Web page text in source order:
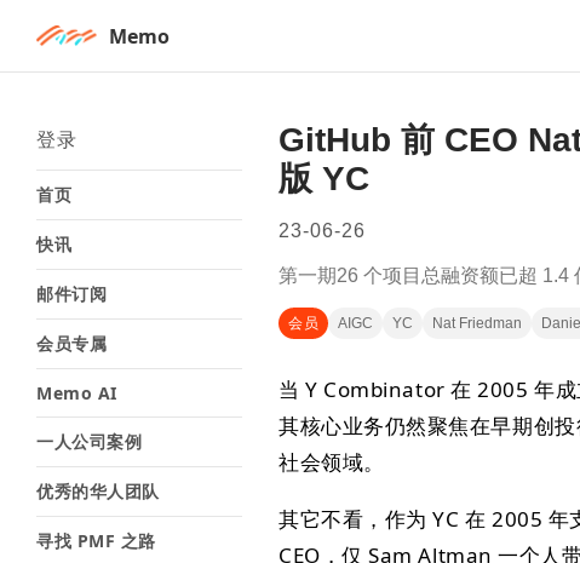
Memo
登录
首页
快讯
邮件订阅
会员专属
Memo AI
一人公司案例
优秀的华人团队
寻找 PMF 之路
GitHub 前 CEO
版 YC
23-06-26
第一期26 个项目总融资额已超 1.4
会员 AIGC YC Nat Friedman
当 Y Combinator 在 2005 年成
其核心业务仍然聚焦在早期创
社会领域。
其它不看，作为 YC 在 2005
CEO，仅 Sam Altman 一个人